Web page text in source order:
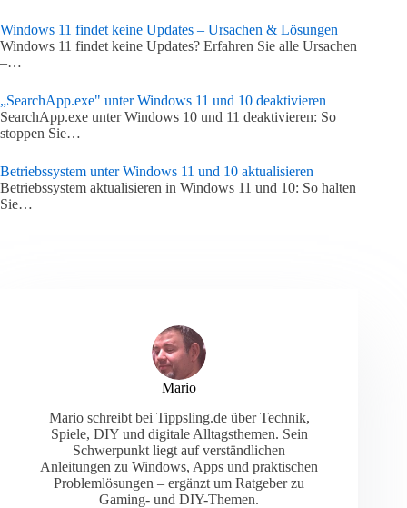
Windows 11 findet keine Updates – Ursachen & Lösungen
Windows 11 findet keine Updates? Erfahren Sie alle Ursachen
–…
„SearchApp.exe" unter Windows 11 und 10 deaktivieren
SearchApp.exe unter Windows 10 und 11 deaktivieren: So
stoppen Sie…
Betriebssystem unter Windows 11 und 10 aktualisieren
Betriebssystem aktualisieren in Windows 11 und 10: So halten
Sie…
Mario
Mario schreibt bei Tippsling.de über Technik,
Spiele, DIY und digitale Alltagsthemen. Sein
Schwerpunkt liegt auf verständlichen
Anleitungen zu Windows, Apps und praktischen
Problemlösungen – ergänzt um Ratgeber zu
Gaming- und DIY-Themen.